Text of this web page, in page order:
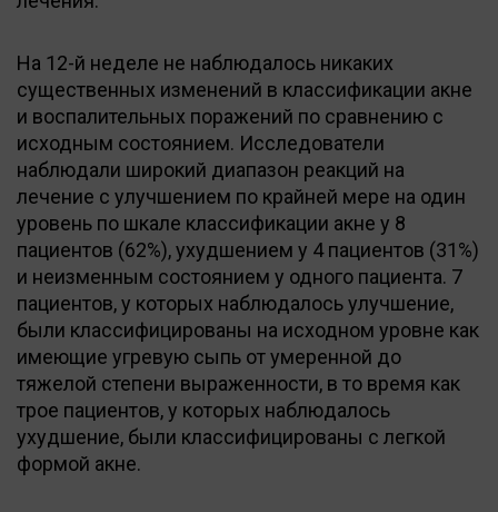
На 12-й неделе не наблюдалось никаких
существенных изменений в классификации акне
и воспалительных поражений по сравнению с
исходным состоянием. Исследователи
наблюдали широкий диапазон реакций на
лечение с улучшением по крайней мере на один
уровень по шкале классификации акне у 8
пациентов (62%), ухудшением у 4 пациентов (31%)
и неизменным состоянием у одного пациента. 7
пациентов, у которых наблюдалось улучшение,
были классифицированы на исходном уровне как
имеющие угревую сыпь от умеренной до
тяжелой степени выраженности, в то время как
трое пациентов, у которых наблюдалось
ухудшение, были классифицированы с легкой
формой акне.